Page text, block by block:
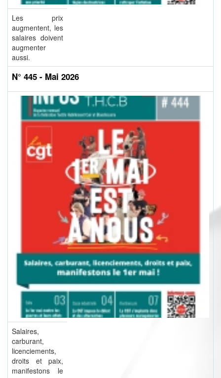
Les prix
augmentent, les
salaires doivent
augmenter
aussi.
N° 445 - Mai 2026
Salaires,
carburant,
licenciements,
droits et paix,
manifestons le